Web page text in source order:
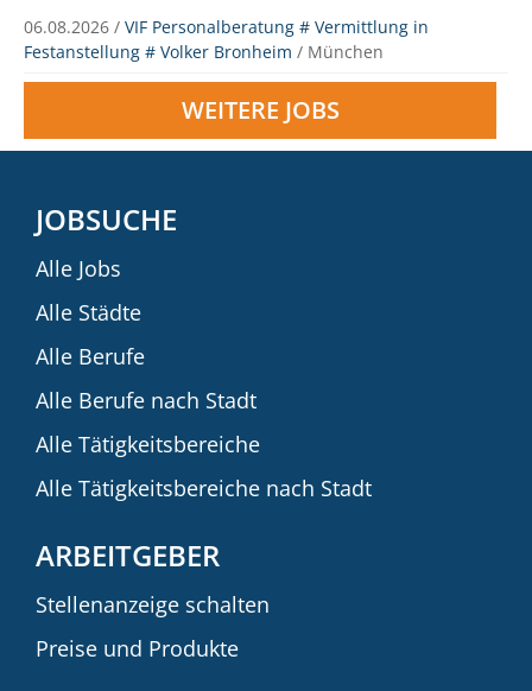
06.08.2026 / VIF Personalberatung # Vermittlung in
Festanstellung # Volker Bronheim / München
WEITERE JOBS
JOBSUCHE
Alle Jobs
Alle Städte
Alle Berufe
Alle Berufe nach Stadt
Alle Tätigkeitsbereiche
Alle Tätigkeitsbereiche nach Stadt
ARBEITGEBER
Stellenanzeige schalten
Preise und Produkte